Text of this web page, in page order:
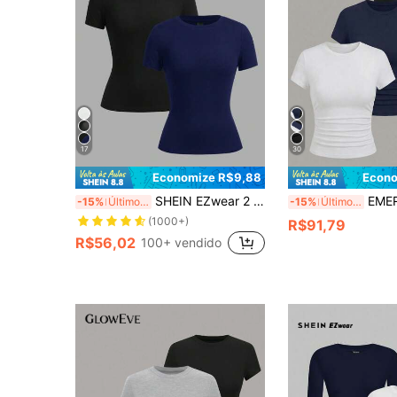
17
Economize R$9,88
-15% Últimos 2 dias SHEIN EZwear 2 Peças Camiseta Básica Casual de Gola Redonda de Manga Curta, Preta e Azul Marinho, Primavera/Verão
(1000+)
R$56,02 100+ vendido
30
-15% Últimos 2 dias EMERY ROSE Camiseta de
R$91,79